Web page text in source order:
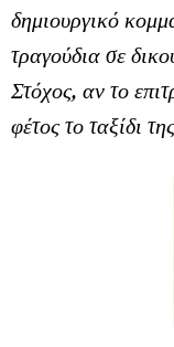
δημιουργικό
τραγούδια σε
Στόχος, αν το
φέτος το ταξίδι